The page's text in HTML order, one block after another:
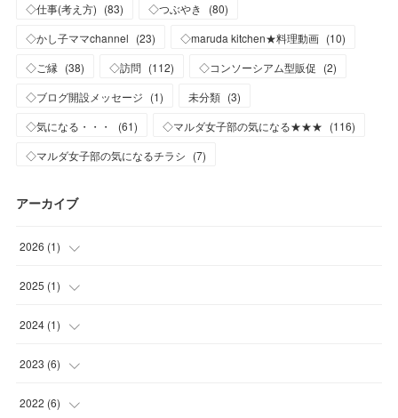
◇仕事(考え方) (83) ◇つぶやき (80)
◇かし子ママchannel (23) ◇maruda kitchen★料理動画 (10)
◇ご縁 (38) ◇訪問 (112) ◇コンソーシアム型販促 (2)
◇ブログ開設メッセージ (1) 未分類 (3)
◇気になる・・・
(61) ◇マルダ女子部の気になる★★★ (116)
◇マルダ女子部の気になるチラシ (7)
アーカイブ
2026 (1)
( )
2025 (1)
( )
2024 (1)
( )
2023 (6)
( )
2022 (6)